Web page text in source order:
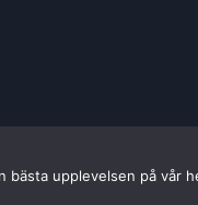
SBL DAM
upplevelsen på vår